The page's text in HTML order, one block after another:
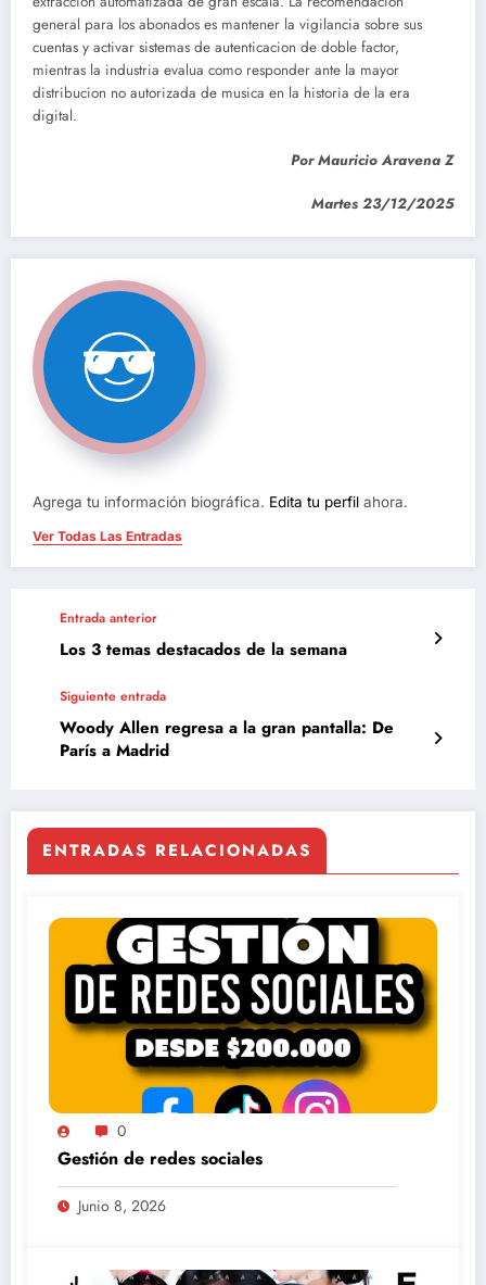
general para los abonados es mantener la vigilancia sobre sus
cuentas y activar sistemas de autenticacion de doble factor,
mientras la industria evalua como responder ante la mayor
distribucion no autorizada de musica en la historia de la era
digital.
Por Mauricio Aravena Z
Martes 23/12/2025
Agrega tu información biográfica. Edita tu perfil ahora.
Ver Todas Las Entradas
Entrada anterior
Los 3 temas destacados de la semana
Siguiente entrada
Woody Allen regresa a la gran pantalla: De
París a Madrid
ENTRADAS RELACIONADAS
0
Gestión de redes sociales
Junio 8, 2026